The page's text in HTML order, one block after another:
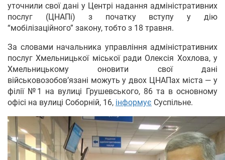
уточнили свої дані у Центрі надання адміністративних
послуг (ЦНАПі) з початку вступу у дію
“мобілізаційного” закону, тобто з 18 травня.
За словами начальника управління адміністративних
послуг Хмельницької міської ради Олексія Хохлова, у
Хмельницькому оновити свої дані
військовозобов’язані можуть у двох ЦНАПах міста — у
філії №1 на вулиці Грушевського, 86 та в основному
офісі на вулиці Соборній, 16, інформує Суспільне.